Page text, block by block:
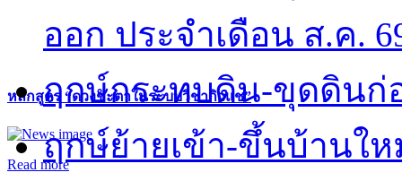
หลักสูตร “ดวงชะตาในระบบวิชากิวแช”
Read more
ออก ประจำเดือน ส.ค.
ฤกษ์กระทบดิน-ขุดดินก่
ฤกษ์ย้ายเข้า-ขึ้นบ้านใ